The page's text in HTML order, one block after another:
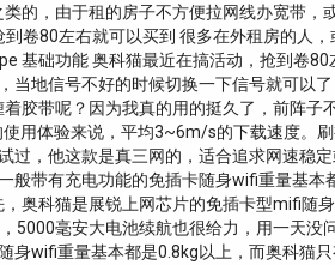
的，由于租的房子不方便拉网线办宽带
卷80左右就可以买到 很多在外租房的人
基础功能 奥科猫最近在搞活动，抢到卷
当地信号不好的时候切换一下信号就可以
胶带呢？因为我真的用的挺久了，前阵
用体验来说，平均3~6m/s的下载速度。
过，他这款是真三网的，适合追求网速稳
般带有充电功能的免插卡随身wifi重量基
奥科猫是展锐上网芯片的免插卡型mifi
5000毫安大电池续航也很给力，用一天
身wifi重量基本都是0.8kg以上，而奥科猫